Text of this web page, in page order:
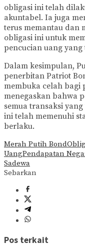
obligasi ini telah
akuntabel. Ia juga
terus memantau dan
obligasi ini untuk
pencucian uang yang
Dalam kesimpulan,
penerbitan Patriot
membuka celah bagi
menegaskan bahwa
semua transaksi
ini telah memenuhi
berlaku.
Merah Putih Bond
UangPendapatan
Sadewa
Sebarkan
Pos terkait